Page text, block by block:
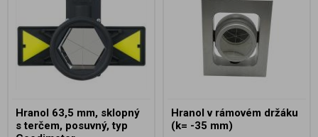
Hranol 63,5 mm, sklopný
s terčem, posuvný, typ
Hranol v rámovém držáku
(k= -35 mm)